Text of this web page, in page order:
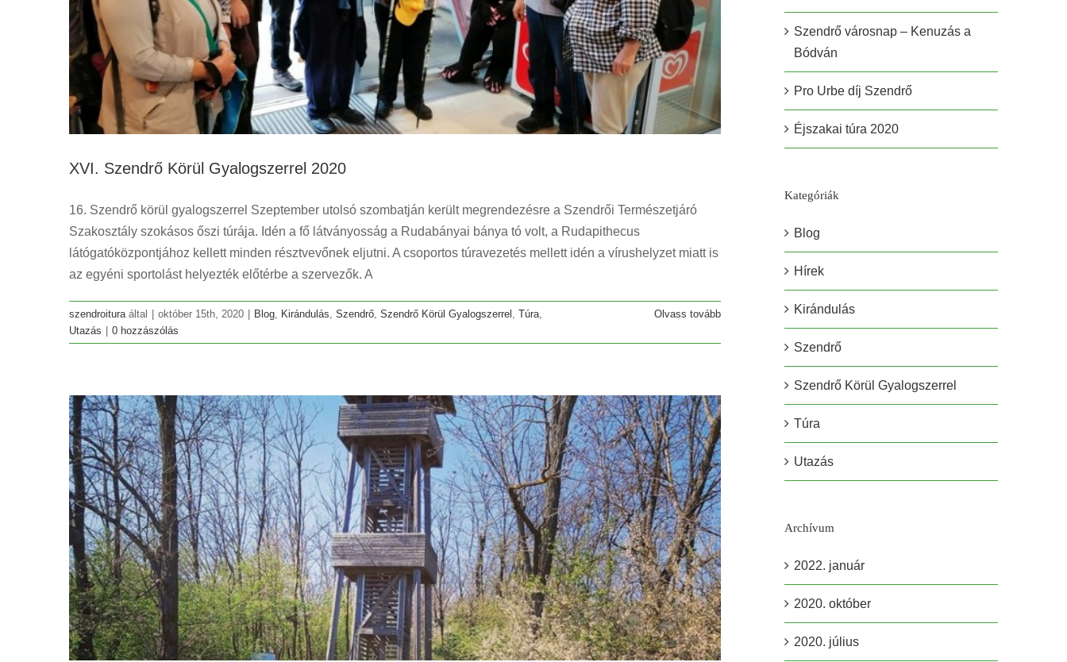
XVI. Szendrő Körül Gyalogszerrel 2020
16. Szendrő körül gyalogszerrel Szeptember utolsó szombatján került megrendezésre a Szendrői Természetjáró
Szakosztály szokásos őszi túrája. Idén a fő látványosság a Rudabányai bánya tó volt, a Rudapithecus
látógatóközpontjához kellett minden résztvevőnek eljutni. A csoportos túravezetés mellett idén a vírushelyzet miatt is
az egyéni sportolást helyezték előtérbe a szervezők. A
szendroitura által október 15th, 2020 Blog Kirándulás Szendrő Szendrő Körül Gyalogszerrel Túra
Utazás
0 hozzászólás
Olvass tovább
Éjszakai túra 2020
Szendrő városnap – Kenuzás a
Bódván
Pro Urbe díj Szendrő
Éjszakai túra 2020
Kategóriák
Blog
Hírek
Kirándulás
Szendrő
Szendrő Körül Gyalogszerrel
Túra
Utazás
Archívum
2022. január
2020. október
2020. július